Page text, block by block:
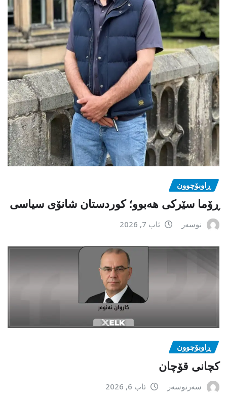
ڕاوبۆچوون
ڕۆما سێرکی هەبوو؛ کوردستان شانۆی سیاسی
نوسەر ئاب 7, 2026
ڕاوبۆچوون
کچانی قۆچان
سەرنوسەر ئاب 6, 2026